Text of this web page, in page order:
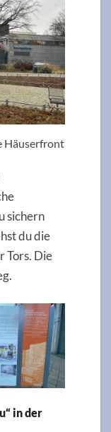
Häuserfront
sichern
du die
Tors. Die
in der